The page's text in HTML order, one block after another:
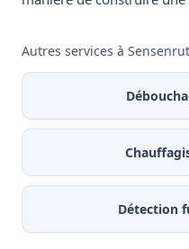
Autres services à
Détection